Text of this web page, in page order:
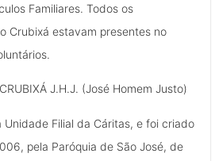
Familiares. Todos os
Crubixá estavam presentes no
J.H.J. (José Homem Justo)
Unidade Filial da Cáritas, e foi criado
pela Paróquia de São José, de